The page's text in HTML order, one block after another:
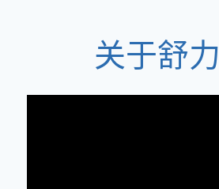
关于舒力